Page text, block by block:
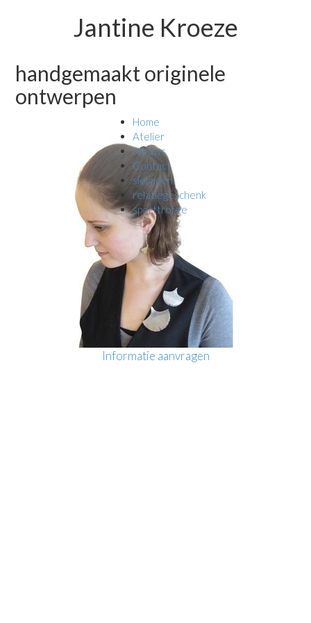
Jantine Kroeze
handgemaakt originele
ontwerpen
Home
Atelier
Nieuws
Contact
sieraden
relatiegeschenk
sporttrofee
Informatie aanvragen